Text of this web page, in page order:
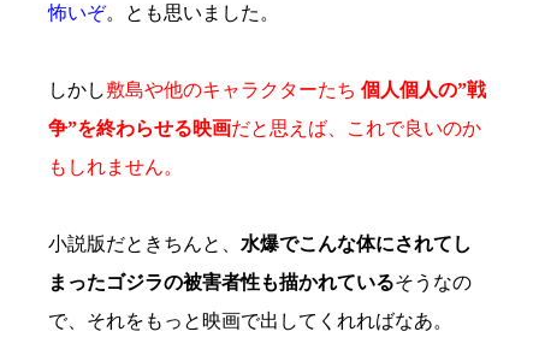
怖いぞ。とも思いました。
しかし敷島や他のキャラクターたち 個人個人の”戦
争”を終わらせる映画だと思えば、これで良いのか
もしれません。
小説版だときちんと、水爆でこんな体にされてし
まったゴジラの被害者性も描かれているそうなの
で、それをもっと映画で出してくれればなあ。